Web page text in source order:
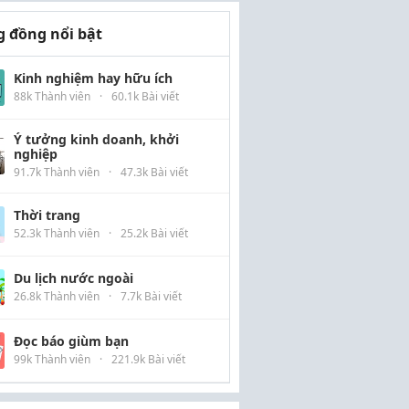
đồng nổi bật
Kinh nghiệm hay hữu ích
88k Thành viên · 60.1k Bài viết
Ý tưởng kinh doanh, khởi
nghiệp
91.7k Thành viên · 47.3k Bài viết
Thời trang
52.3k Thành viên · 25.2k Bài viết
Du lịch nước ngoài
26.8k Thành viên · 7.7k Bài viết
Đọc báo giùm bạn
99k Thành viên · 221.9k Bài viết